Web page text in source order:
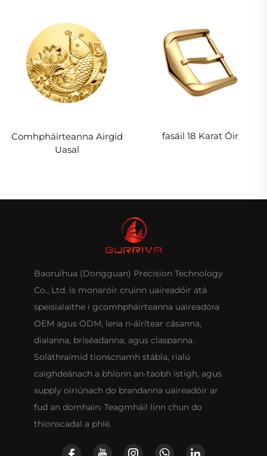
Comhpháirteanna Airgid
Uasal
fasáil 18 Karat Óir
Baoruihua (Dongguan) Precision Technology
Co., Ltd. is monaróir cruinn uaireadóir atá
speisialaithe i gcomhpháirteanna uaireadóra
OEM agus ODM, lena n-áirítear cásanna,
dialanna, briséadanna, agus claspanna.
Soláthraímid tionscnamh stábla, rialú
caighdeánach a bhíonn an-taobh istigh, agus
supply oiriúnach do brandanna uaireadóir ar
fud an domhain. Teagmháil linn chun do
thionscadal a phlé.